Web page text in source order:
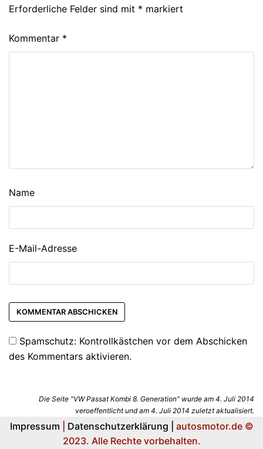
Erforderliche Felder sind mit * markiert
Kommentar *
Name
E-Mail-Adresse
Spamschutz: Kontrollkästchen vor dem Abschicken
des Kommentars aktivieren.
Die Seite "VW Passat Kombi 8. Generation" wurde am 4. Juli 2014
veroeffentlicht und am 4. Juli 2014 zuletzt aktualisiert.
Impressum Datenschutzerklärung |
autosmotor.de ©
2023. Alle Rechte vorbehalten.